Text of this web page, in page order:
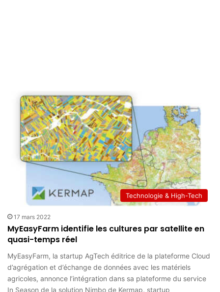
Technologie & High-Tech
17 mars 2022
MyEasyFarm identifie les cultures par satellite en
quasi-temps réel
MyEasyFarm, la startup AgTech éditrice de la plateforme Cloud
d’agrégation et d’échange de données avec les matériels
agricoles, annonce l’intégration dans sa plateforme du service
In Season de la solution Nimbo de Kermap, startup